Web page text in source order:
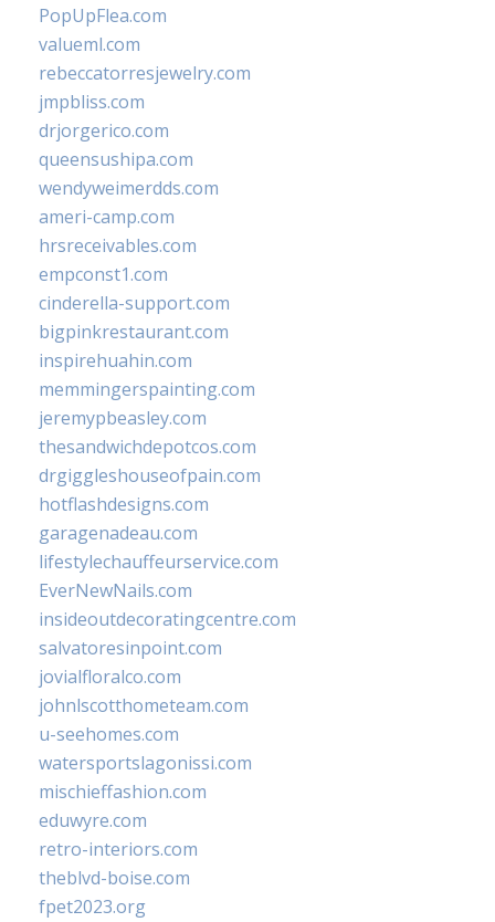
PopUpFlea.com
valueml.com
rebeccatorresjewelry.com
jmpbliss.com
drjorgerico.com
queensushipa.com
wendyweimerdds.com
ameri-camp.com
hrsreceivables.com
empconst1.com
cinderella-support.com
bigpinkrestaurant.com
inspirehuahin.com
memmingerspainting.com
jeremypbeasley.com
thesandwichdepotcos.com
drgiggleshouseofpain.com
hotflashdesigns.com
garagenadeau.com
lifestylechauffeurservice.com
EverNewNails.com
insideoutdecoratingcentre.com
salvatoresinpoint.com
jovialfloralco.com
johnlscotthometeam.com
u-seehomes.com
watersportslagonissi.com
mischieffashion.com
eduwyre.com
retro-interiors.com
theblvd-boise.com
fpet2023.org